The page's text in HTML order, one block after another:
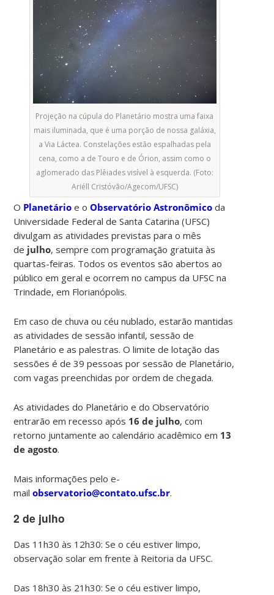
Projeção na cúpula do Planetário mostra uma faixa
mais iluminada, que é uma porção de nossa galáxia,
a Via Láctea. Constelações estão espalhadas pela
cena, como a de Touro e de Órion, assim como o
aglomerado das Plêiades visível à esquerda. (Foto:
Ariéll Cristóvão/Agecom/UFSC)
O Planetário e oObservatório Astronômico da
Universidade Federal de Santa Catarina (UFSC)
divulgam as atividades previstas para o mês
de julho, sempre com programação gratuita às
quartas-feiras. Todos os eventos são abertos ao
público em geral e ocorrem no campus da UFSC na
Trindade, em Florianópolis.
Em caso de chuva ou céu nublado, estarão mantidas
as atividades de sessão infantil, sessão de
Planetário e as palestras. O limite de lotação das
sessões é de 39 pessoas por sessão de Planetário,
com vagas preenchidas por ordem de chegada.
As atividades do Planetário e do Observatório
entrarão em recesso após 16 de julho, com
retorno juntamente ao calendário acadêmico em 13
de agosto.
Mais informações pelo e-
mailobservatorio@contato.ufsc.br.
2 de julho
Das 11h30 às 12h30: Se o céu estiver limpo,
observação solar em frente à Reitoria da UFSC.
Das 18h30 às 21h30: Se o céu estiver limpo,